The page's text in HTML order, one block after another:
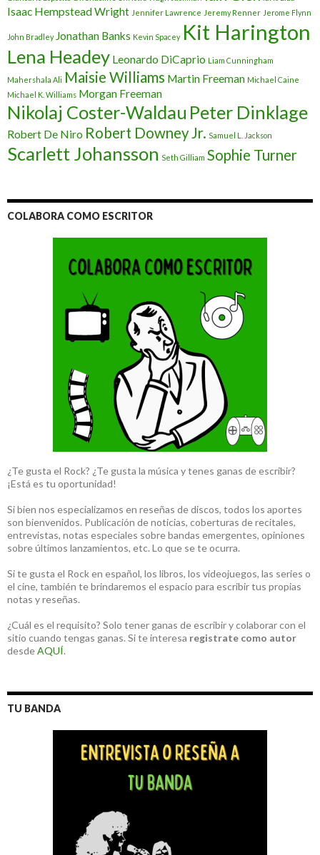
Isaac Hempstead Wright Jennifer Lawrence Jeremy Renner Jerome Flynn
John Bradley Jonathan Banks Kevin Spacey Kit Harington
Lena Headey Leonardo DiCaprio Liam Cunningham
Mahershala Ali Maisie Williams Martin Freeman Michael Caine
Michael K. Williams Morgan Freeman
Nikolaj Coster-Waldau Peter Dinklage
Robert De Niro Robert Downey Jr. Samuel L. Jackson
Scarlett Johansson Seth Gilliam Sophie Turner
COLABORA COMO ESCRITOR
¿Te gusta el Rock? ¿Te gusta la música y tenes ganas de escribir?
¡Está es tu oportunidad!
Si bien nos especializamos en reseñas de discos, todos los aportes
son bienvenidos. Publicación de noticias, coberturas de recitales,
entrevistas, notas especiales sobre bandas emergentes, opiniones
sobre últimos lanzamientos, etc. Lo que se te ocurra.
Si te gusta el Rock en español, los libros, los videojuegos, las series o
el cine, también te brindaremos el espacio para escribir tus propias
notas y reseñas.
¿Cuál es el requisito? Solo tener ganas de escribir y colaborar con el
sitio cuando tengas ganas. Si te interesa registrate como autor
desdeAQUÍ.
TU BANDA